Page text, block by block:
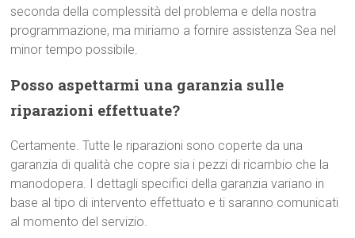
seconda della complessità del problema e della nostra
programmazione, ma miriamo a fornire assistenza Sea nel
minor tempo possibile.
Posso aspettarmi una garanzia sulle
riparazioni effettuate?
Certamente. Tutte le riparazioni sono coperte da una
garanzia di qualità che copre sia i pezzi di ricambio che la
manodopera. I dettagli specifici della garanzia variano in
base al tipo di intervento effettuato e ti saranno comunicati
al momento del servizio.